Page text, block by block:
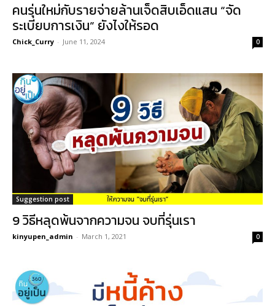
คนรุ่นใหม่กับรายจ่ายล้านเจ็ดสิบเอ็ดแสน “จัด
ระเบียบการเงิน” ยังไงให้รอด
Chick_Curry - June 11, 2024 0
Suggestion post
9 วิธีหลุดพ้นจากความจน จบที่รุ่นเรา
kinyupen_admin - March 1, 2021 0